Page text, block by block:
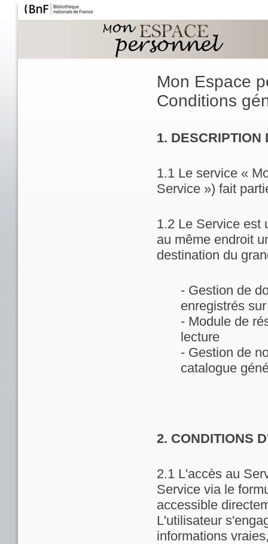
Mon Espace
Conditions
1. DESCRIPTION
1.1 Le service «
Service ») fait
1.2 Le Service est
au même endroit
destination du
- Gestion de
enregistrés
- Module de
lecture
- Gestion de
catalogue
2. CONDITIONS
2.1 L'accès au
Service via le
accessible
L'utilisateur
informations